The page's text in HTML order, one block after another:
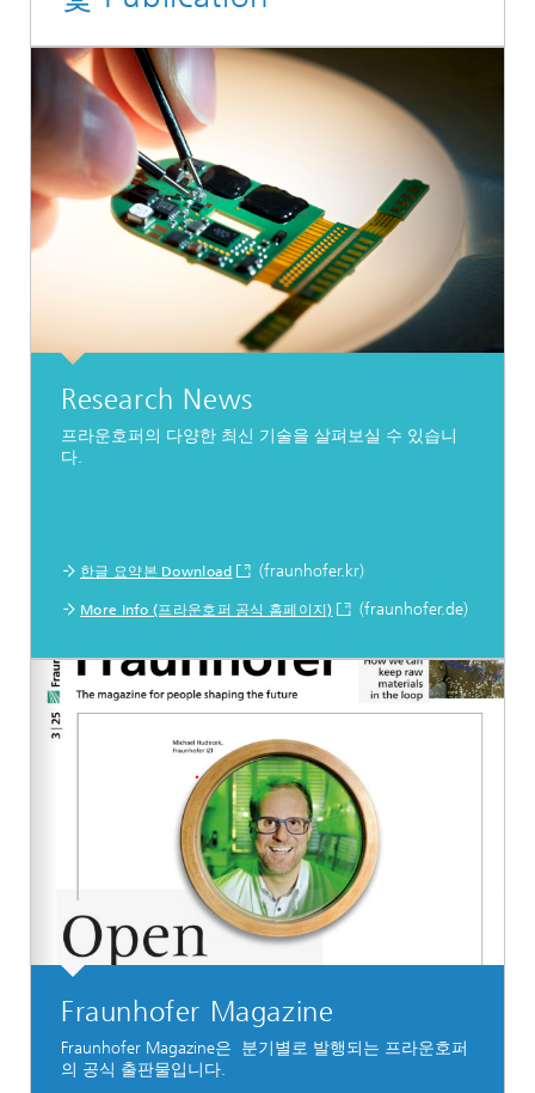
Research News
프라운호퍼의 다양한 최신 기술을 살펴보실 수 있습니
다.
한글 요약본 Download (fraunhofer.kr)
More Info (프라운호퍼 공식 홈페이지) (fraunhofer.de)
Fraunhofer Magazine
Fraunhofer Magazine은 분기별로 발행되는 프라운호퍼
의 공식 출판물입니다.